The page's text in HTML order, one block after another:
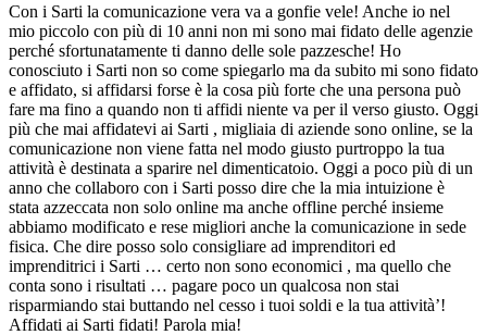
Con i Sarti la comunicazione vera va a gonfie vele! Anche io nel
mio piccolo con più di 10 anni non mi sono mai fidato delle agenzie
perché sfortunatamente ti danno delle sole pazzesche! Ho
conosciuto i Sarti non so come spiegarlo ma da subito mi sono fidato
e affidato, si affidarsi forse è la cosa più forte che una persona può
fare ma fino a quando non ti affidi niente va per il verso giusto. Oggi
più che mai affidatevi ai Sarti , migliaia di aziende sono online, se la
comunicazione non viene fatta nel modo giusto purtroppo la tua
attività è destinata a sparire nel dimenticatoio. Oggi a poco più di un
anno che collaboro con i Sarti posso dire che la mia intuizione è
stata azzeccata non solo online ma anche offline perché insieme
abbiamo modificato e rese migliori anche la comunicazione in sede
fisica. Che dire posso solo consigliare ad imprenditori ed
imprenditrici i Sarti … certo non sono economici , ma quello che
conta sono i risultati … pagare poco un qualcosa non stai
risparmiando stai buttando nel cesso i tuoi soldi e la tua attività’!
Affidati ai Sarti fidati! Parola mia!